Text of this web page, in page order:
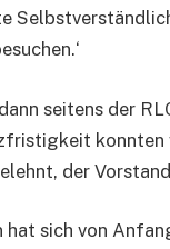
seitens der
konnten
der
hat sich von